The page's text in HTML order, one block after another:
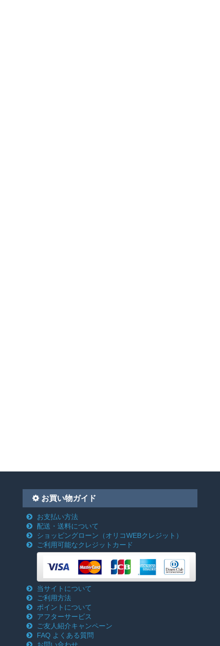
お買い物ガイド
お支払い方法
配送・送料について
ショッピングローン （オリコWEBクレジット）
ご利用可能なクレジットカード
当サイトについて
ご利用方法
ポイントについて
アフターサービス
ご友人紹介キャンペーン
FAQ よくある質問